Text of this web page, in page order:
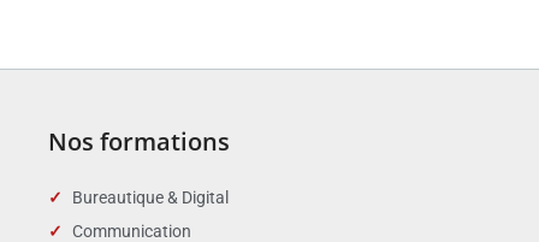
Nos formations
Bureautique & Digital
Communication